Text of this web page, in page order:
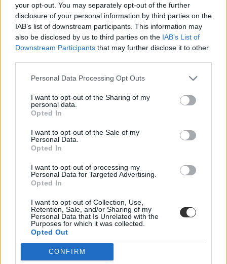
your opt-out. You may separately opt-out of the further
disclosure of your personal information by third parties on the
IAB’s list of downstream participants. This information may
also be disclosed by us to third parties on the IAB’s List of
Downstream Participants that may further disclose it to other
Personal Data Processing Opt Outs
I want to opt-out of the Sharing of my
personal data.
Opted In
I want to opt-out of the Sale of my
Personal Data.
Opted In
I want to opt-out of processing my
Personal Data for Targeted Advertising.
Opted In
I want to opt-out of Collection, Use,
Retention, Sale, and/or Sharing of my
Personal Data that Is Unrelated with the
Purposes for which it was collected.
Opted Out
CONFIRM
Pázmány Péter Katolikus Egyetem
Bölcsészet- és Társadalomtudományi Kar
2026. január 20. - Esztergom
Miskolci Egyetem
2026. február 5. - Miskolc